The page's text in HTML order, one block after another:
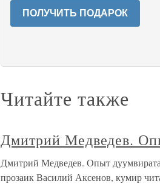
ПОЛУЧИТЬ ПОДАРОК
Читайте также
Дмитрий Медведев.
Дмитрий Медведев. Опыт
прозаик Василий Аксенов, кумир